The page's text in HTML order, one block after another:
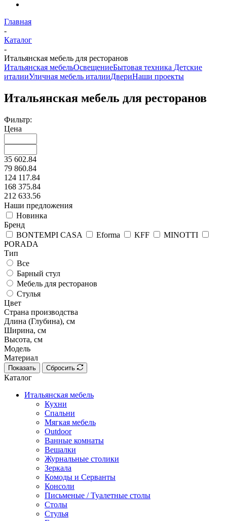
Главная
-
Каталог
-
Итальянская мебель для ресторанов
Итальянская мебельОсвещениеБытовая техника Детские
италииУличная мебель италииДвериНаши проекты
Итальянская мебель для ресторанов
Фильтр:
Цена
35 602.84
79 860.84
124 117.84
168 375.84
212 633.56
Наши предложения
Новинка
Бренд
BONTEMPI CASA
Eforma KFF
MINOTTI
PORADA
Тип
Все
Барный стул
Мебель для ресторанов
Стулья
Цвет
Страна производства
Длина (Глубина), см
Ширина, см
Высота, см
Модель
Материал
Показать Сбросить
Каталог
Итальянская мебель
Кухни
Спальни
Мягкая мебель
Outdoor
Ванные комнаты
Вешалки
Журнальные столики
Зеркала
Комоды и Серванты
Консоли
Письменые / Туалетные столы
Столы
Стулья